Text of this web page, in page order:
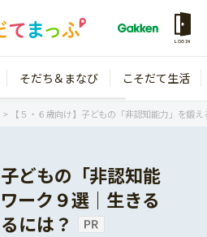
LOGIN
そだち＆まなび こそだて生活
【５・６歳向け】子どもの「非認知能力」を鍛
どもの「非認知能
ーク９選｜生きる
には？